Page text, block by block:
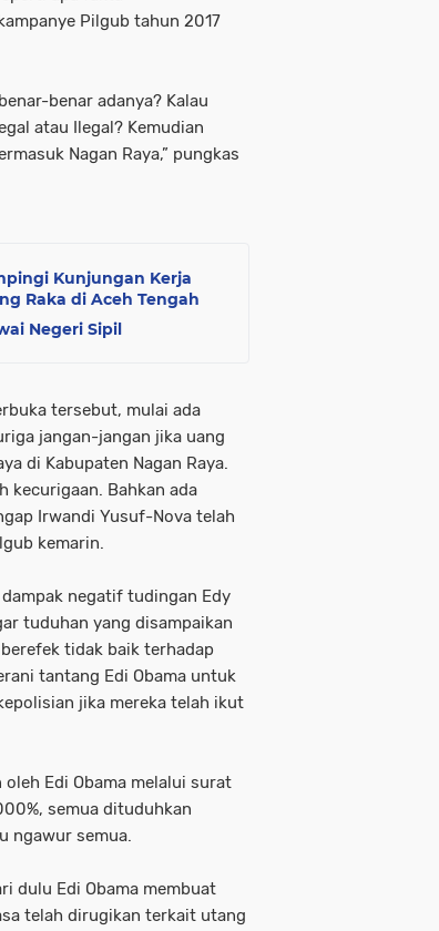
Pilgub tahun 2017
benar adanya? Kalau
atau Ilegal? Kemudian
Nagan Raya,” pungkas
Kunjungan Kerja
Raka di Aceh Tengah
Negeri Sipil
tersebut, mulai ada
jangan-jangan jika uang
di Kabupaten Nagan Raya.
kecurigaan. Bahkan ada
Irwandi Yusuf-Nova telah
kemarin.
negatif tudingan Edy
tuduhan yang disampaikan
tidak baik terhadap
tantang Edi Obama untuk
jika mereka telah ikut
Edi Obama melalui surat
semua dituduhkan
ngawur semua.
dulu Edi Obama membuat
telah dirugikan terkait utang